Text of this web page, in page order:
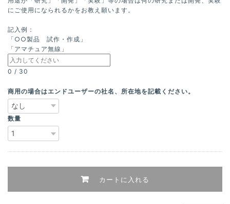
にご使用になられるかをお教え願います。
記入例：
「○○製品 試作・作成」
「アマチュア無線」
0 / 30
商用の場合はエンドユーザーの社名、所在地を記載ください。
数量
カートに入れる